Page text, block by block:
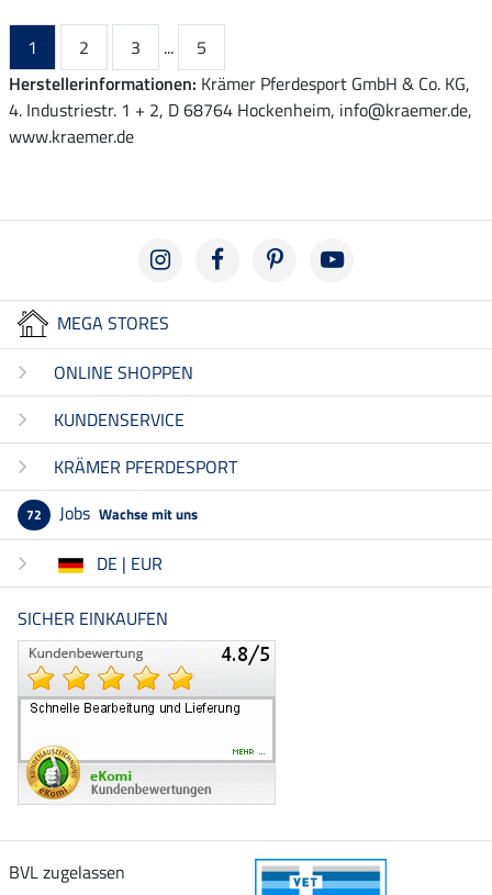
1 2 3 ...
5
Herstellerinformationen: Krämer Pferdesport GmbH & Co. KG,
4. Industriestr. 1 + 2, D 68764 Hockenheim, info@kraemer.de,
www.kraemer.de
MEGA STORES
ONLINE SHOPPEN
KUNDENSERVICE
KRÄMER PFERDESPORT
72 Jobs Wachse mit uns
DE | EUR
SICHER EINKAUFEN
BVL zugelassen